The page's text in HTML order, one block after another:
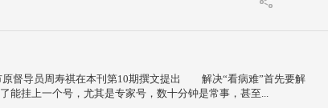
导员周寿祺在本刊第10期撰文提出 解决“看病难”首先要解
挂上一个号，尤其是专家号，数十分钟是常事，甚至...